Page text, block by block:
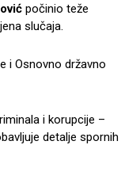
počinio teže
slučaja.
i Osnovno državno
i korupcije –
detalje spornih